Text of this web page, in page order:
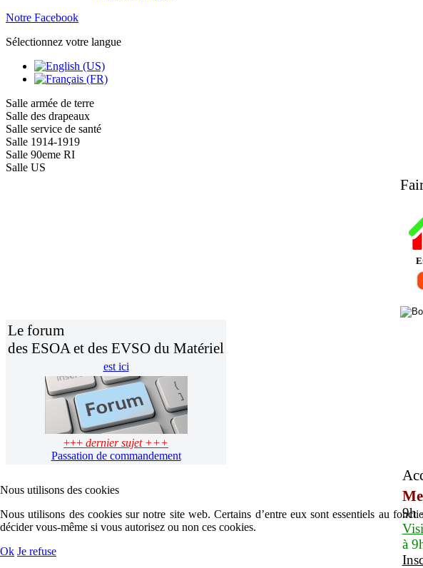
Notre Facebook
Sélectionnez votre langue
Salle armée de terre
Salle des drapeaux
Salle service de santé
Salle 1914-1919
Salle 90eme RI
Salle US
Le forum
des ESOA et des EVSO du Matériel
est ici
+++ dernier sujet +++
Passation de commandement
9h
à
Nous utilisons des cookies
Nous utilisons des cookies sur notre site web. Certains d’entre eux sont essentiels au
décider vous-même si vous autorisez ou non ces cookies.
Ok Je refuse